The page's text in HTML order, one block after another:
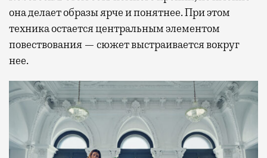
она делает образы ярче и понятнее. При этом
техника остается центральным элементом
повествования — сюжет выстраивается вокруг
нее.